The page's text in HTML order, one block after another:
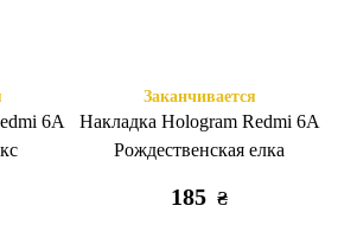
6A
Заканчивается
Накладка Hologram Redmi 6A
Рождественская елка
185 ₴